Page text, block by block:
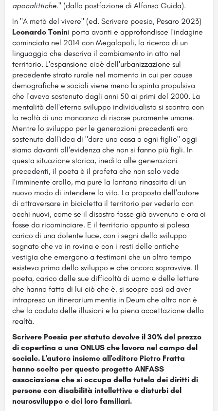
apocalittiche." (dalla postfazione di Alfonso Guida).
In "A metà del vivere" (ed. Scrivere poesia, Pesaro 2023)
Leonardo Tonini porta avanti e approfondisce l'indagine
cominciata nel 2014 con Megalopoli, la ricerca di un
linguaggio che descriva il cambiamento in atto nel
territorio. L'espansione cioè dell'urbanizzazione sul
precedente strato rurale nel momento in cui per cause
demografiche e sociali viene meno la spinta propulsiva
che l'aveva sostenuto dagli anni 50 ai primi del 2000. La
mentalità dell'eterno sviluppo individualista si scontra con
la realtà di una mancanza di risorse puramente umane.
Mentre lo sviluppo per le generazioni precedenti era
sostenuto dall'idea di "dare una casa a ogni figlio" oggi
siamo davanti all'evidenza che non si fanno più figli. In
questa situazione storica, inedita alle generazioni
precedenti, il poeta è il profeta che non solo vede
l'imminente crollo, ma pure la lontana rinascita di un
nuovo modo di intendere la vita. La proposta dell'autore
di attraversare in bicicletta il territorio per vederlo con
occhi nuovi, come se il disastro fosse già avvenuto e ora ci
fosse da ricominciare. E il territorio appunto si palesa
carico di una dolente luce, con i segni dello sviluppo
sognato che va in rovina e con i resti delle antiche
vestigia che emergono a testimoni che un altro tempo
esisteva prima dello sviluppo e che ancora sopravvive. Il
poeta, carico delle sue difficoltà di uomo e delle letture
che hanno fatto di lui ciò che è, si scopre così ad aver
intrapreso un itinerarium mentis in Deum che altro non è
che la caduta delle illusioni e la piena accettazione della
realtà.
Scrivere Poesia per statuto devolve il 30% del prezzo
di copertina a una ONLUS che lavora nel campo del
sociale. L'autore insieme all'editore Pietro Fratta
hanno scelto per questo progetto ANFASS
associazione che si occupa della tutela dei diritti di
persone con disabilità intellettive e disturbi del
neurosviluppo e dei loro familiari.